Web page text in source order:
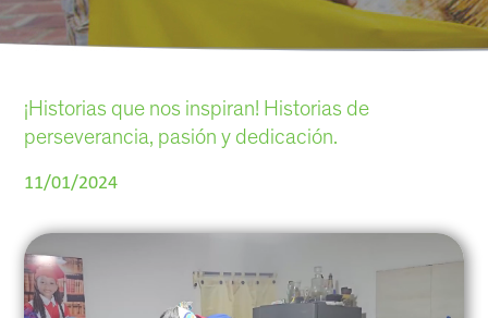
¡Historias que nos inspiran! Historias de
perseverancia, pasión y dedicación.
11/01/2024